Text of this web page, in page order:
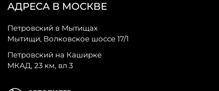
АДРЕСА В МОСКВЕ
Петровский в Мытищах
Мытищи, Волковское шоссе 17/1
Петровский на Каширке
МКАД, 23 км, вл 3